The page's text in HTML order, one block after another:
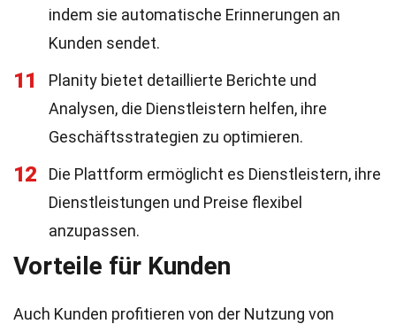
indem sie automatische Erinnerungen an
Kunden sendet.
11
Planity bietet detaillierte Berichte und
Analysen, die Dienstleistern helfen, ihre
Geschäftsstrategien zu optimieren.
12
Die Plattform ermöglicht es Dienstleistern, ihre
Dienstleistungen und Preise flexibel
anzupassen.
Vorteile für Kunden
Auch Kunden profitieren von der Nutzung von